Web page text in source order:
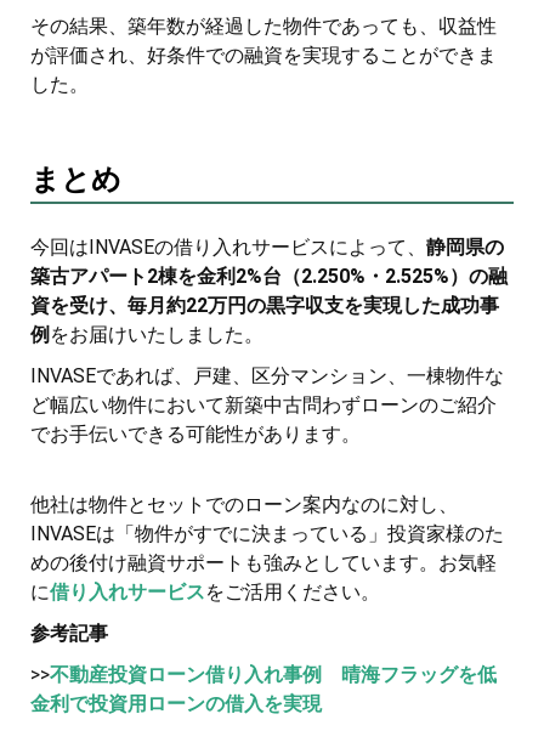
その結果、築年数が経過した物件であっても、収益性
が評価され、好条件での融資を実現することができま
した。
まとめ
今回はINVASEの借り入れサービスによって、 静岡県の
築古アパート2棟を金利2%台（2.250%・2.525%）の融
資を受け、毎月約22万円の黒字収支を実現した成功事
例 をお届けいたしました。
INVASEであれば、戸建、区分マンション、一棟物件な
ど幅広い物件において新築中古問わずローンのご紹介
でお手伝いできる可能性があります。
他社は物件とセットでのローン案内なのに対し、
INVASEは「物件がすでに決まっている」投資家様のた
めの後付け融資サポートも強みとしています。お気軽
に借り入れサービスをご活用ください。
参考記事
>>不動産投資ローン借り入れ事例 晴海フラッグを低
金利で投資用ローンの借入を実現